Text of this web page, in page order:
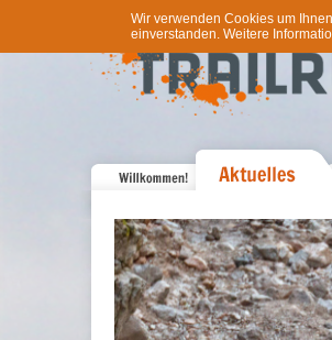
Wir verwenden Cookies um
einverstanden. Weitere